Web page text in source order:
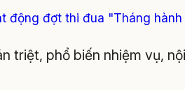
động đợt thi đua "Tháng
triệt, phổ biến nhiệm vụ,